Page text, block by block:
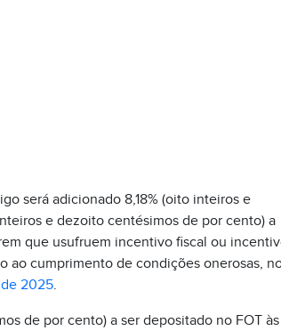
será adicionado 8,18% (oito inteiros e
e dezoito centésimos de por cento) a
que usufruem incentivo fiscal ou
ao cumprimento de condições onerosas,
2025.
de por cento) a ser depositado no FOT às